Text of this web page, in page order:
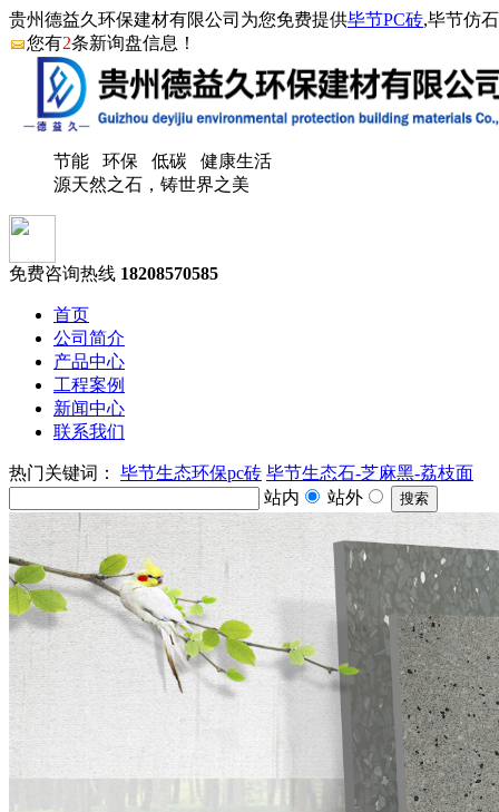
贵州德益久环保建材有限公司为您免费提供毕节PC砖,毕节仿
您有2条新询盘信息！
节能 环保 低碳 健康生活
源天然之石，铸世界之美
免费咨询热线 18208570585
首页
公司简介
产品中心
工程案例
新闻中心
联系我们
热门关键词： 毕节生态环保pc砖 毕节生态石-芝麻黑-荔枝面
站内
站外